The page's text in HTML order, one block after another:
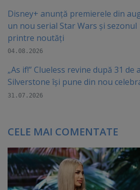
Disney+ anunță premierele din
un nou serial Star Wars și sezonul
printre noutăți
04.08.2026
„As if!” Clueless revine după 31 de
Silverstone își pune din nou
31.07.2026
CELE MAI COMENTATE